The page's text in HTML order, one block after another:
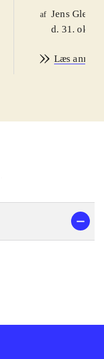
af Jens
d. 31. okt.
Læs